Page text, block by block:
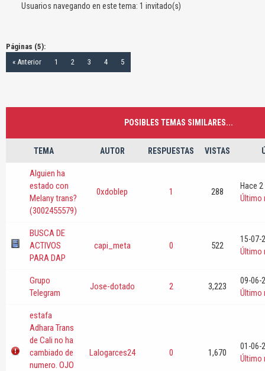
Usuarios navegando en este tema: 1 invitado(s)
Páginas (5):
« Anterior
1 2 3 4 5
POSIBLES TEMAS SIMILARES...
TEMA AUTOR RESPUESTAS VISTAS
Alguien ha
estado con
Melany trans?
(3002455579)
0xdoblep 1 288
Hace
Último
BUSCA DE
ACTIVOS
PARA DAP
capi_meta 0 522
15-07-
Último
Grupo
Telegram
Jose-dotado 2 3,223
09-06-
Último
estafa
Adhara Trans
de Cali no ha
cambiado de
numero. OJO
Lalogarces24 0 1,670
01-06-
Último